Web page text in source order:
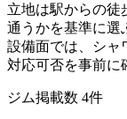
立地は駅からの徒
通うかを基準に選
設備面では、シャ
対応可否を事前に
ジム掲載数 4件